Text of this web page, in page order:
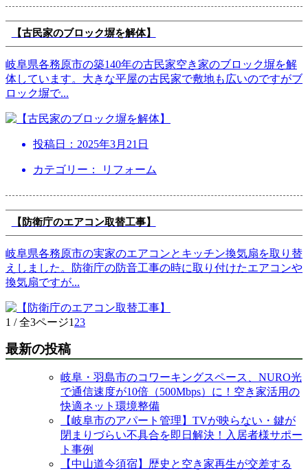
【古民家のブロック塀を解体】
岐阜県各務原市の築140年の古民家空き家のブロック塀を解
体しています。大きな平屋の古民家で敷地も広いのですがブ
ロック塀で...
投稿日： 2025年3月21日
カテゴリー： リフォーム
【防衛庁のエアコン取替工事】
岐阜県各務原市の実家のエアコンとキッチン換気扇を取り替
えしました。防衛庁の防音工事の時に取り付けたエアコンや
換気扇ですが...
1 / 全3ページ1 23
最新の投稿
岐阜・羽島市のコワーキングスペース、NURO光
で通信速度が10倍（500Mbps）に！空き家活用の
快適ネット環境整備
【岐阜市のアパート管理】TVが映らない・鍵が
閉まりづらい不具合を即日解決！入居者様サポー
ト事例
【中山道今須宿】歴史と空き家再生が交差する